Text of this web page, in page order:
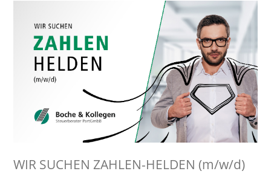
WIR SUCHEN ZAHLEN-HELDEN (m/w/d)